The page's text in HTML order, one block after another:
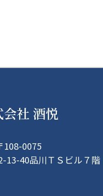
社 酒悦
108-0075
13-40品川ＴＳビル７階